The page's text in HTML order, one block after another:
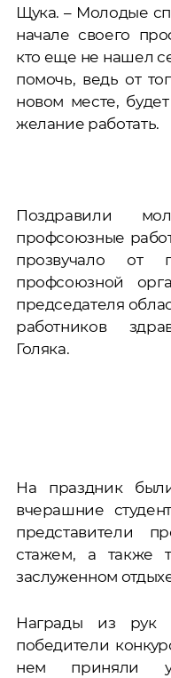
Щука. – Молодые
начале своего
кто еще не нашел
помочь, ведь от
новом месте,
желание работать.
Поздравили
профсоюзные
прозвучало от
профсоюзной
председателя
работников
Голяка.
На праздник
вчерашние
представители
стажем, а также
заслуженном
Награды из рук
победители
нем приняли